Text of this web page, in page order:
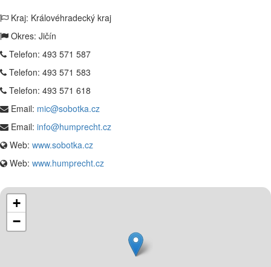
Kraj: Královéhradecký kraj
Okres: Jičín
Telefon: 493 571 587
Telefon: 493 571 583
Telefon: 493 571 618
Email: mic@sobotka.cz
Email: info@humprecht.cz
Web: www.sobotka.cz
Web: www.humprecht.cz
+
−